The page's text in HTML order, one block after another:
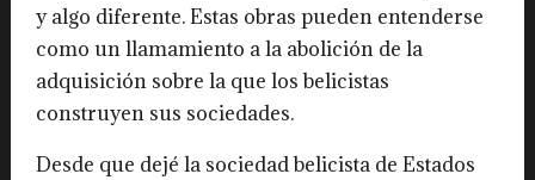
y algo diferente. Estas obras pueden entenderse
como un llamamiento a la abolición de la
adquisición sobre la que los belicistas
construyen sus sociedades.
Desde que dejé la sociedad belicista de Estados